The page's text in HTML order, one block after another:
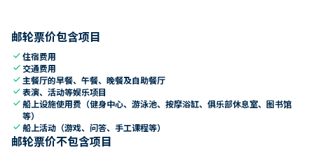
邮轮票价包含项目
check住宿费用
check 交通费用
check 主餐厅的早餐、午餐、晚餐及自助餐厅
check表演、活动等娱乐项目
check船上设施使用费（健身中心、游泳池、按摩浴缸、俱乐部休息室、图书馆
等）
check船上活动（游戏、问答、手工课程等）
邮轮票价不包含项目